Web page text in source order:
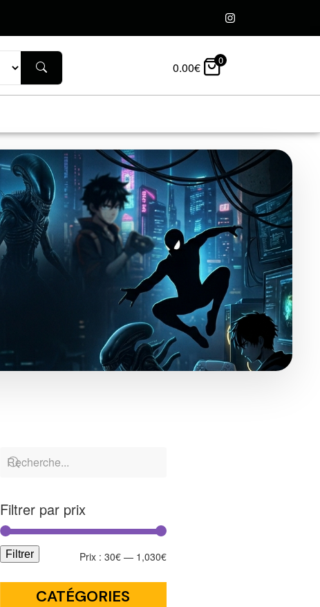
0.00€ 0
Filtrer par prix
Filtrer Prix : 30€— 1,030€
CATÉGORIES